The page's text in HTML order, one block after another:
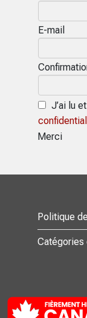
E-mail
J’ai lu
Merci
Politique
Catégories